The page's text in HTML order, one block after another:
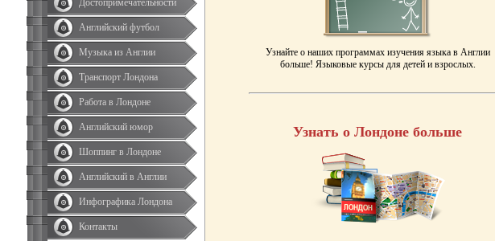
Достопримечательности
Английский футбол
Музыка из Англии
Транспорт Лондона
Работа в Лондоне
Английский юмор
Шоппинг в Лондоне
Английский в Англии
Инфографика Лондона
Контакты
Узнайте о наших программах изучения языка в Англии
больше! Языковые курсы для детей и взрослых.
Узнать о Лондоне больше